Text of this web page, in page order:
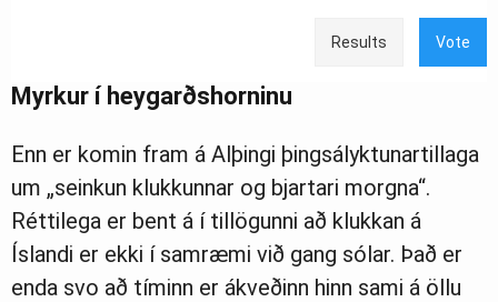
Results Vote
Myrkur í heygarðshorninu
Enn er komin fram á Alþingi þingsályktunartillaga
um „seinkun klukkunnar og bjartari morgna“.
Réttilega er bent á í tillögunni að klukkan á
Íslandi er ekki í samræmi við gang sólar. Það er
enda svo að tíminn er ákveðinn hinn sami á öllu